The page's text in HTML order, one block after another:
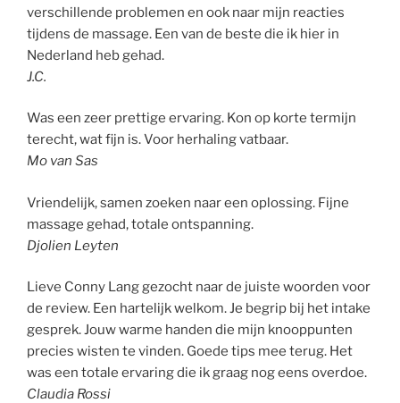
verschillende problemen en ook naar mijn reacties
tijdens de massage. Een van de beste die ik hier in
Nederland heb gehad.
J.C.
Was een zeer prettige ervaring. Kon op korte termijn
terecht, wat fijn is. Voor herhaling vatbaar.
Mo van Sas
Vriendelijk, samen zoeken naar een oplossing. Fijne
massage gehad, totale ontspanning.
Djolien Leyten
Lieve Conny Lang gezocht naar de juiste woorden voor
de review. Een hartelijk welkom. Je begrip bij het intake
gesprek. Jouw warme handen die mijn knooppunten
precies wisten te vinden. Goede tips mee terug. Het
was een totale ervaring die ik graag nog eens overdoe.
Claudia Rossi